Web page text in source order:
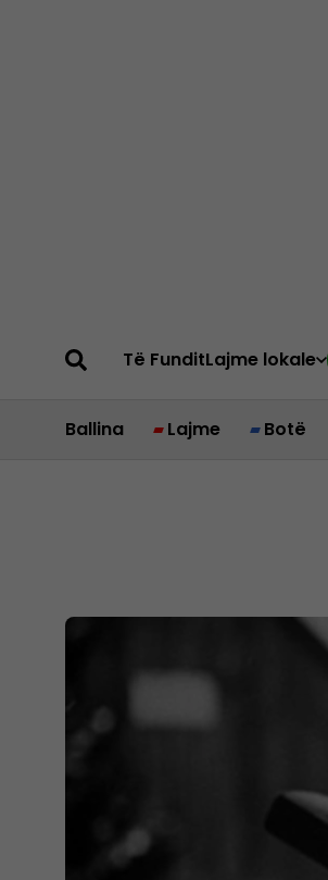
Të FunditLajme lokale
Ballina Lajme Botë